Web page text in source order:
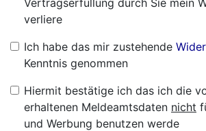
Vertragserfüllung durch Sie mein
verliere
Ich habe das mir zustehende
Kenntnis genommen
Hiermit bestätige ich das ich die
erhaltenen Meldeamtsdaten nicht
und Werbung benutzen werde